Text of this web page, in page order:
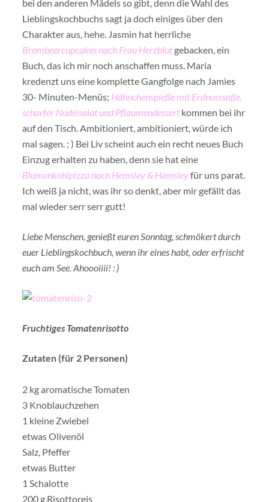
bei den anderen Mädels so gibt, denn die Wahl des
Lieblingskochbuchs sagt ja doch einiges über den
Charakter aus, hehe. Jasmin hat herrliche
Brombeercupcakes nach Frau Herzblutgebacken, ein
Buch, das ich mir noch anschaffen muss. Maria
kredenzt uns eine komplette Gangfolge nach Jamies
30- Minuten-Menüs; Hähnchenspieße mit Erdnusssoße,
scharfer Nudelsalat und Pflaumendessertkommen bei ihr
auf den Tisch. Ambitioniert, ambitioniert, würde ich
mal sagen. ; ) Bei Liv scheint auch ein recht neues Buch
Einzug erhalten zu haben, denn sie hat eine
Blumenkohlpizza nach Hemsley & Hemsleyfür uns parat.
Ich weiß ja nicht, was ihr so denkt, aber mir gefällt das
mal wieder serr serr gutt!
Liebe Menschen, genießt euren Sonntag, schmökert durch
euer Lieblingskochbuch, wenn ihr eines habt, oder erfrischt
euch am See. Ahoooiiii! : )
Fruchtiges Tomatenrisotto
Zutaten (für 2 Personen)
2 kg aromatische Tomaten
3 Knoblauchzehen
1 kleine Zwiebel
etwas Olivenöl
Salz, Pfeffer
etwas Butter
1 Schalotte
200 g Risottoreis